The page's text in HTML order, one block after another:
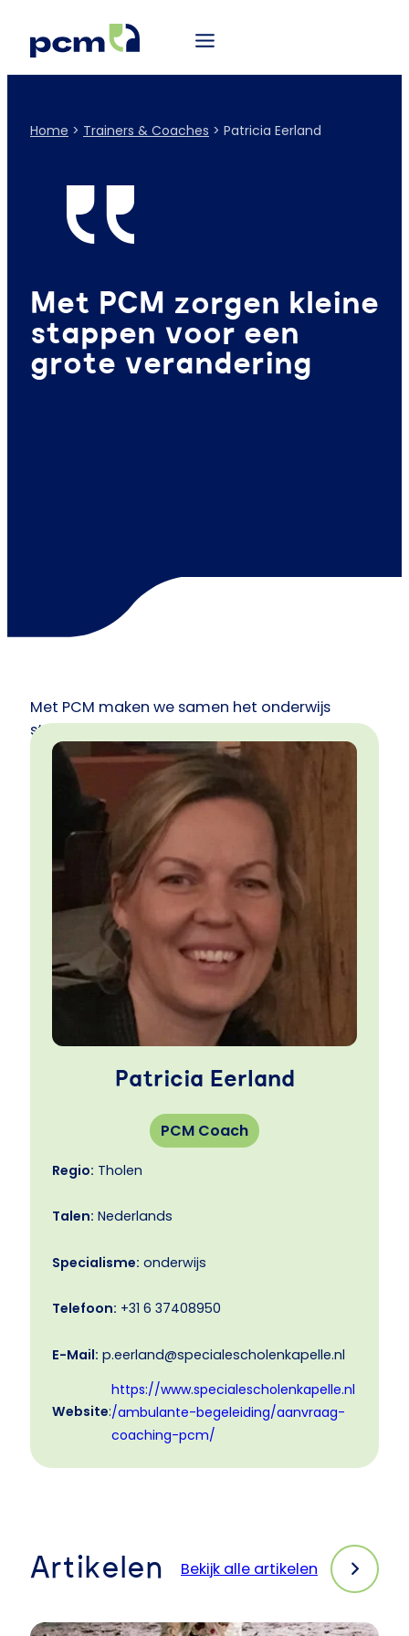
Home > Trainers & Coaches > Patricia Eerland
Met PCM zorgen kleine
stappen voor een
grote verandering
Met PCM maken we samen het onderwijs
sterker!
Leer jezelf goed kennen en bereik jouw
leerlingen in je klas!
Leer jezelf goed kennen en verbeter de
samenwerking met je collega!
Leer jezelf goed kennen en bereik de ouders
van je leerlingen!
Wil je weten hoe jouw communicatieprofiel is?
Neem dan contact op met DAB Kapelle!
Patricia Eerland
PCM Coach
Regio: Tholen
Talen: Nederlands
Specialisme: onderwijs
Telefoon: +31 6 37408950
E-Mail: p.eerland@specialescholenkapelle.nl
Website:
https://www.specialescholenkapelle.nl
/ambulante-begeleiding/aanvraag-
coaching-pcm/
Artikelen Bekijk alle artikelen